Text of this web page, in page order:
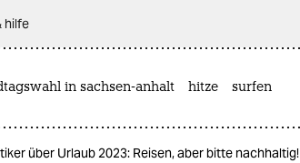
hilfe
in sachsen-anhalt hitze surfen
über Urlaub 2023: Reisen, aber bitte nachhaltig!